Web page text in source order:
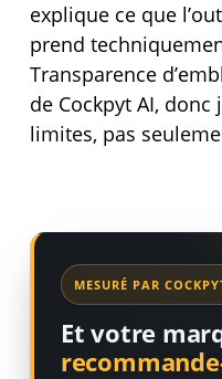
explique ce que
prend
Transparence
de Cockpyt AI,
limites, pas
MESURÉ PAR
Et votre